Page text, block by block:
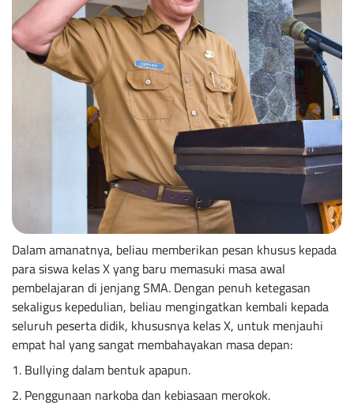
Dalam amanatnya, beliau memberikan pesan khusus kepada
para siswa kelas X yang baru memasuki masa awal
pembelajaran di jenjang SMA. Dengan penuh ketegasan
sekaligus kepedulian, beliau mengingatkan kembali kepada
seluruh peserta didik, khususnya kelas X, untuk menjauhi
empat hal yang sangat membahayakan masa depan:
1. Bullying dalam bentuk apapun.
2. Penggunaan narkoba dan kebiasaan merokok.